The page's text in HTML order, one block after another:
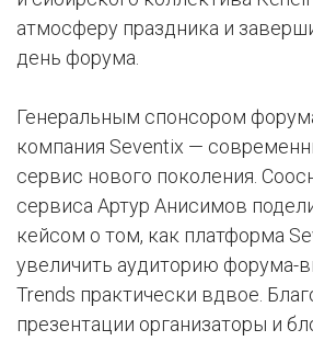
атмосферу праздника и
день форума.
Генеральным спонсором
компания Seventix —
сервис нового поколения.
сервиса Артур Анисимов
кейсом о том, как платформа
увеличить аудиторию форума-
Trends практически вдвое.
презентации организаторы и